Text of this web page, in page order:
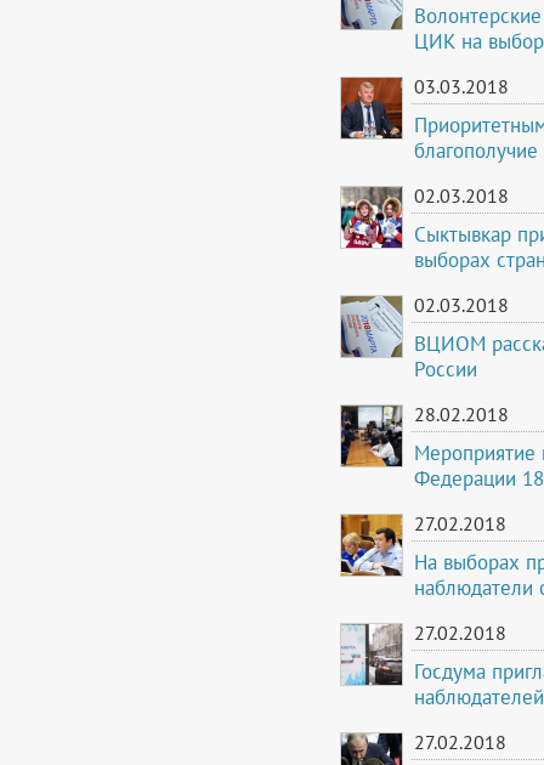
ЦИК на
03.03.2018
02.03.2018
Сыктывкар
выборах
02.03.2018
ВЦИОМ
России
28.02.2018
Мероприятие
Федерации
27.02.2018
На выборах
наблюдатели
27.02.2018
Госдума
27.02.2018